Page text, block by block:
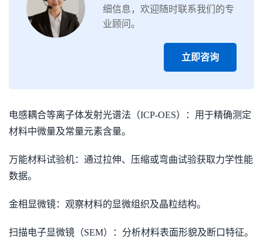
细信息，欢迎随时联系我们的专
业顾问。
立即咨询
电感耦合等离子体发射光谱法（ICP-OES）：用于精确测定
材料中微量及常量元素含量。
万能材料试验机：通过拉伸、压缩或弯曲试验获取力学性能
数据。
金相显微镜：观察材料的显微组织及晶粒结构。
扫描电子显微镜（SEM）：分析材料表面形貌及断口特征。